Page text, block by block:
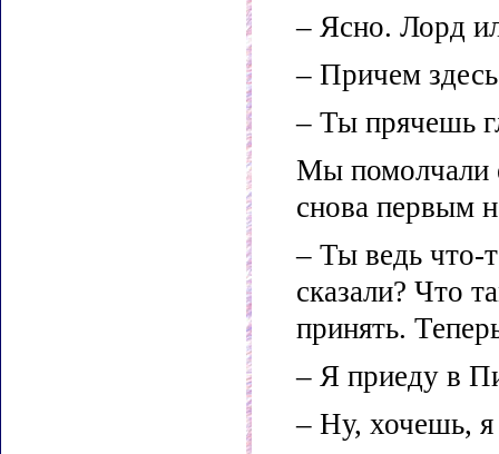
– Ясно. Лорд
– Причем
– Ты прячешь
Мы помолчали
снова первым
– Ты ведь что-
сказали? Что
принять.
– Я приеду в
– Ну, хочешь,